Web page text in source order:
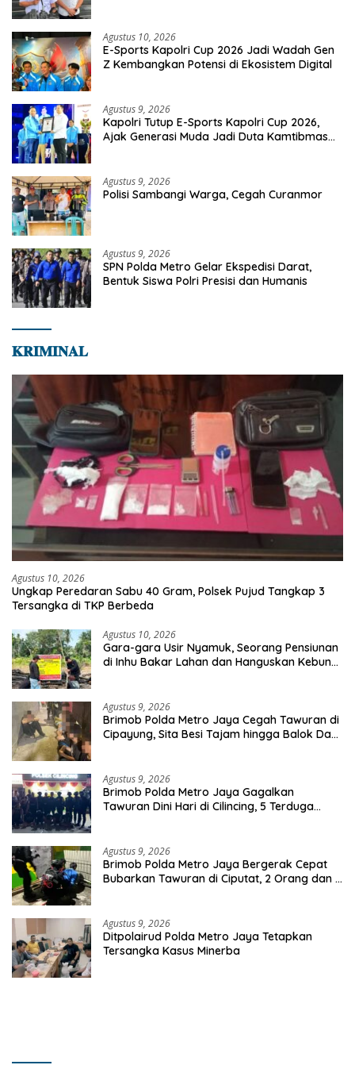
Agustus 10, 2026
E-Sports Kapolri Cup 2026 Jadi Wadah Gen
Z Kembangkan Potensi di Ekosistem Digital
Agustus 9, 2026
Kapolri Tutup E-Sports Kapolri Cup 2026,
Ajak Generasi Muda Jadi Duta Kamtibmas
Agustus 9, 2026
Polisi Sambangi Warga, Cegah Curanmor
Agustus 9, 2026
SPN Polda Metro Gelar Ekspedisi Darat,
Bentuk Siswa Polri Presisi dan Humanis
𝐊𝐑𝐈𝐌𝐈𝐍𝐀𝐋
Agustus 10, 2026
Ungkap Peredaran Sabu 40 Gram, Polsek Pujud Tangkap 3
Tersangka di TKP Berbeda
Agustus 10, 2026
Gara-gara Usir Nyamuk, Seorang Pensiunan
di Inhu Bakar Lahan dan Hanguskan Kebun
Agustus 9, 2026
Brimob Polda Metro Jaya Cegah Tawuran di
Cipayung, Sita Besi Tajam hingga Balok Dan
Agustus 9, 2026
Brimob Polda Metro Jaya Gagalkan
Tawuran Dini Hari di Cilincing, 5 Terduga
Agustus 9, 2026
Brimob Polda Metro Jaya Bergerak Cepat
Bubarkan Tawuran di Ciputat, 2 Orang dan 3
Agustus 9, 2026
Ditpolairud Polda Metro Jaya Tetapkan
Tersangka Kasus Minerba